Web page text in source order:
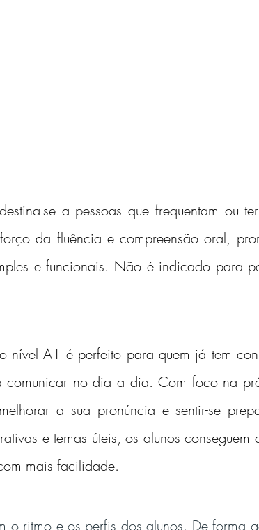
se a pessoas que frequentam ou
da fluência e compreensão oral,
e funcionais. Não é indicado para
nível A1 é perfeito para quem já tem
comunicar no dia a dia. Com foco na
a sua pronúncia e sentir-se
e temas úteis, os alunos conseguem
mais facilidade.
ritmo e os perfis dos alunos. De forma